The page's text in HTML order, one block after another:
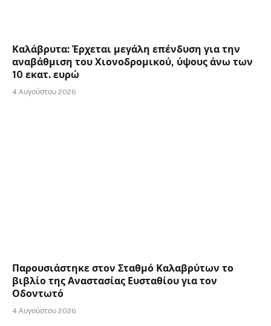
Καλάβρυτα: Έρχεται μεγάλη επένδυση για την
αναβάθμιση του Χιονοδρομικού, ύψους άνω των
10 εκατ. ευρώ
4 Αυγούστου 2026
Παρουσιάστηκε στον Σταθμό Καλαβρύτων το
βιβλίο της Αναστασίας Ευσταθίου για τον
Οδοντωτό
4 Αυγούστου 2026